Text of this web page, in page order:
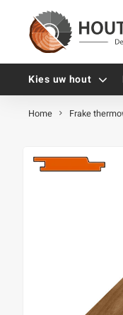
Kies uw hout
Tellerkopschroeven
Home Frake